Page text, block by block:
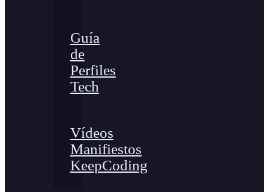
Guía
de
Perfiles
Tech
Vídeos
Manifiestos
KeepCoding